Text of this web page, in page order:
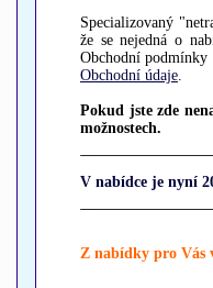
Specializovaný
že se nejedná o
Obchodní
Obchodní údaje.
Pokud jste zde
možnostech.
V nabídce je nyní
Z nabídky pro Vás